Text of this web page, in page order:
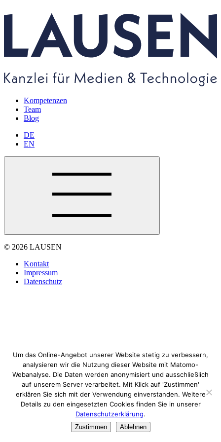
Kompetenzen
Team
Blog
DE
EN
© 2026 LAUSEN
Kontakt
Impressum
Datenschutz
Um das Online-Angebot unserer Website stetig zu verbessern,
analysieren wir die Nutzung dieser Website mit Matomo-
Webanalyse. Die Daten werden anonymisiert und ausschließlich
auf unserem Server verarbeitet. Mit Klick auf 'Zustimmen'
erklären Sie sich mit der Verwendung einverstanden. Weitere
Details zu den eingesetzten Cookies finden Sie in unserer
Datenschutzerklärung.
Zustimmen Ablehnen